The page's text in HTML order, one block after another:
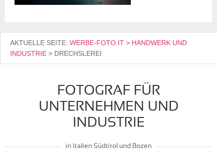
AKTUELLE SEITE: WERBE-FOTO.IT > HANDWERK UND
INDUSTRIE > DRECHSLEREI
FOTOGRAF FÜR
UNTERNEHMEN UND
INDUSTRIE
in Italien Südtirol und Bozen